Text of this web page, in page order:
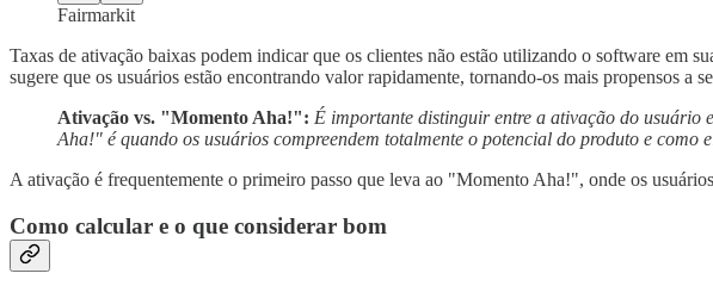
Fairmarkit
Taxas de ativação baixas podem indicar que os clientes não estão utilizando o software em
sugere que os usuários estão encontrando valor rapidamente, tornando-os mais propensos a
Ativação vs. "Momento Aha!": É importante distinguir entre a ativação do
Aha!" é quando os usuários compreendem totalmente o potencial do produto e como
A ativação é frequentemente o primeiro passo que leva ao "Momento Aha!", onde os
Como calcular e o que considerar bom